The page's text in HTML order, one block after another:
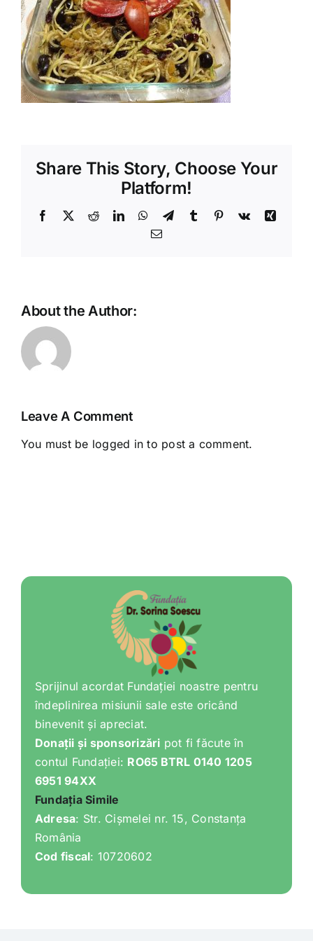
Shop
Tratamente naturale
Iubim fructele
Share This Story, Choose Your
Platform!
Facebook
X RedditLinkedInWhatsApp
TelegramTumblr Pinterest
Vk
Xing
Email
About the Author:
Leave A Comment
You must be logged in to post a comment.
Sprijinul acordat Fundației noastre pentru
îndeplinirea misiunii sale este oricând
binevenit și apreciat.
Donații și sponsorizări pot fi făcute în
contul Fundației: RO65 BTRL 0140 1205
6951 94XX
Fundația Simile
Adresa: Str. Cișmelei nr. 15, Constanța
România
Cod fiscal: 10720602